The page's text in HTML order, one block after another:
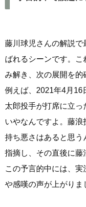
藤川球児さんの解説
ばれるシーンです。
み解き、次の展開を的
例えば、2021年4月16
太郎投手が打席に立
いやなんですよ。藤
持ち悪さはあると思う
指摘し、その直後に藤
この予言的中には、
や感嘆の声が上がりま